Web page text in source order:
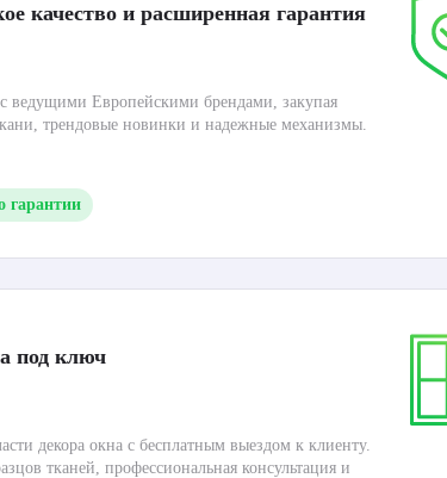
качество и расширенная гарантия
ведущими Европейскими брендами, закупая
трендовые новинки и надежные механизмы.
гарантии
под ключ
декора окна с бесплатным выездом к клиенту.
тканей, профессиональная консультация и